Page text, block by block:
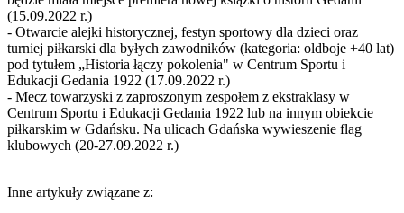
(15.09.2022 r.)
- Otwarcie alejki historycznej, festyn sportowy dla dzieci oraz
turniej piłkarski dla byłych zawodników (kategoria: oldboje +40 lat)
pod tytułem „Historia łączy pokolenia" w Centrum Sportu i
Edukacji Gedania 1922 (17.09.2022 r.)
- Mecz towarzyski z zaproszonym zespołem z ekstraklasy w
Centrum Sportu i Edukacji Gedania 1922 lub na innym obiekcie
piłkarskim w Gdańsku. Na ulicach Gdańska wywieszenie flag
klubowych (20-27.09.2022 r.)
Inne artykuły związane z: